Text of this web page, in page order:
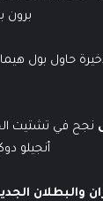
برون
حاول بول
نجح في تشتيت
أنجيلو
والبطلان